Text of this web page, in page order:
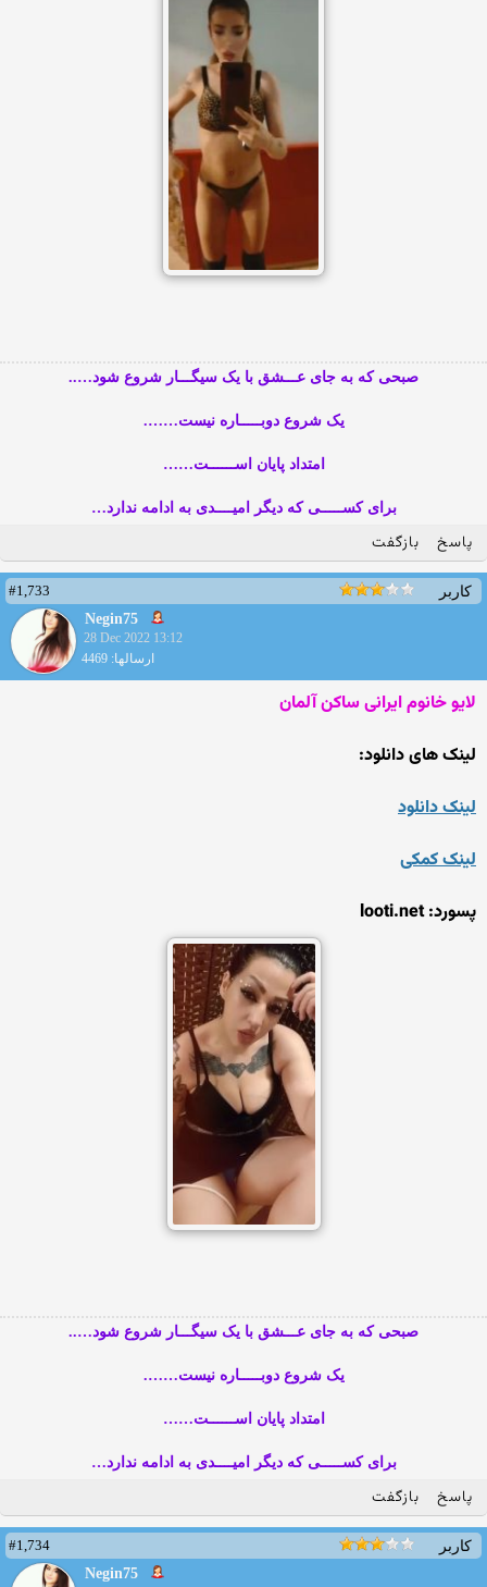
صبحی که به جای عـــشق با یک سیگـــار شروع شود…..
یک شروع دوبـــــاره نیست…….
امتداد پایان اســــــت……
برای کســـــی که دیگر امیــــدی به ادامه ندارد…
پاسخ بازگفت
کاربر
#1,733
Negin75
28 Dec 2022 13:12
ارسالها: 4469
لایو خانوم ایرانی ساکن آلمان
لینک های دانلود:
لینک دانلود
لینک کمکی
پسورد: looti.net
صبحی که به جای عـــشق با یک سیگـــار شروع شود…..
یک شروع دوبـــــاره نیست…….
امتداد پایان اســــــت……
برای کســـــی که دیگر امیــــدی به ادامه ندارد…
پاسخ بازگفت
کاربر
#1,734
Negin75